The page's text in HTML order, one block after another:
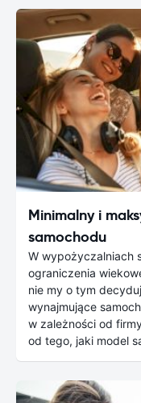
Minimalny i
samochodu
W wypożyczalniach
ograniczenia
nie my o tym
wynajmujące
w zależności od
od tego, jaki model